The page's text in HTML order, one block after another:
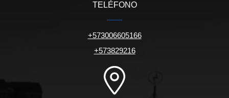
TELÉFONO
+573006605166
+573829216